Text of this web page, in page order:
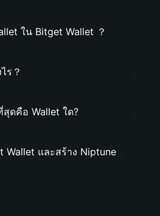
ใน Bitget Wallet ？
ร？
ดคือ Wallet ใด?
Wallet และสร้าง Niptune